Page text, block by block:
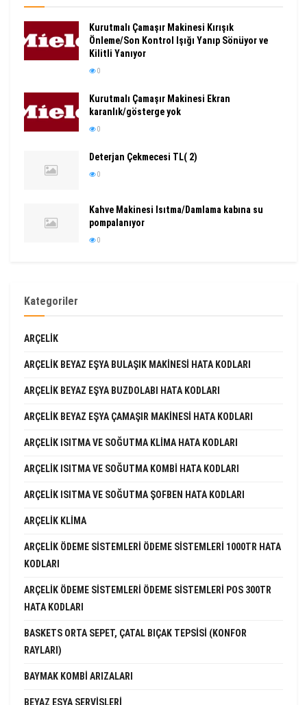
Kurutmalı Çamaşır Makinesi Kırışık
Önleme/Son Kontrol Işığı Yanıp Sönüyor ve
Kilitli Yanıyor
0
Kurutmalı Çamaşır Makinesi Ekran
karanlık/gösterge yok
0
Deterjan Çekmecesi TL( 2)
0
Kahve Makinesi Isıtma/Damlama kabına su
pompalanıyor
0
Kategoriler
ARÇELIK
ARÇELIK BEYAZ EŞYA BULAŞIK MAKINESI HATA KODLARI
ARÇELIK BEYAZ EŞYA BUZDOLABI HATA KODLARI
ARÇELIK BEYAZ EŞYA ÇAMAŞIR MAKINESI HATA KODLARI
ARÇELIK ISITMA VE SOĞUTMA KLIMA HATA KODLARI
ARÇELIK ISITMA VE SOĞUTMA KOMBI HATA KODLARI
ARÇELIK ISITMA VE SOĞUTMA ŞOFBEN HATA KODLARI
ARÇELIK KLIMA
ARÇELIK ÖDEME SISTEMLERI ÖDEME SISTEMLERI 1000TR HATA
KODLARI
ARÇELIK ÖDEME SISTEMLERI ÖDEME SISTEMLERI POS 300TR
HATA KODLARI
BASKETS ORTA SEPET, ÇATAL BIÇAK TEPSISI (KONFOR
RAYLARI)
BAYMAK KOMBI ARIZALARI
BEYAZ EŞYA SERVISLERI